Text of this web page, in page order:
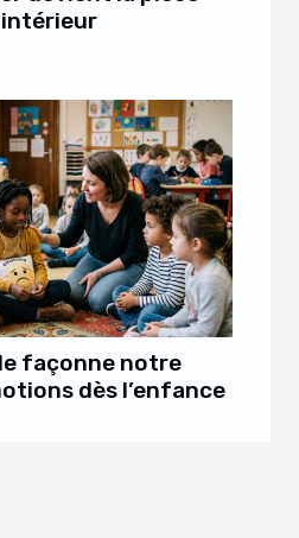
intérieur
façonne notre
dès l’enfance